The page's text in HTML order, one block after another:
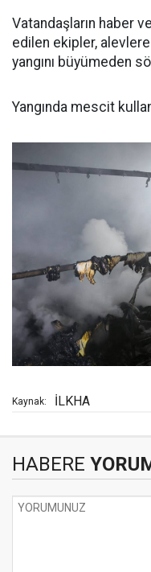
Vatandaşların haber
edilen ekipler,
yangını büyümeden
Yangında mescit
Kaynak: İLKHA
HABERE